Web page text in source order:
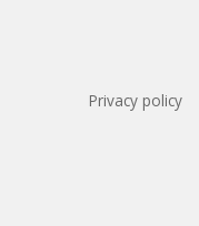
Privacy policy